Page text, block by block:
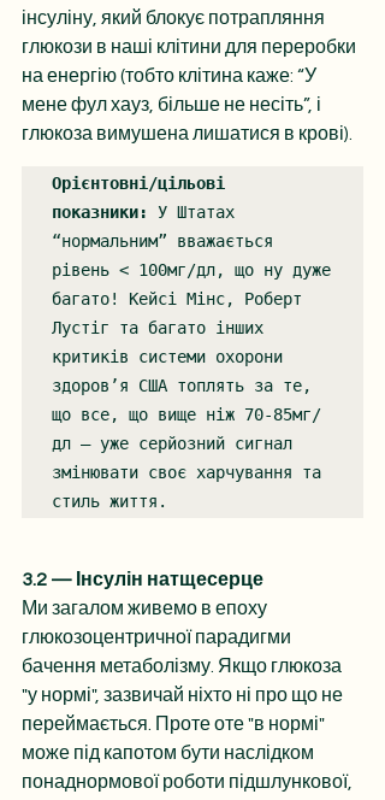
інсуліну, який блокує потрапляння
глюкози в наші клітини для переробки
на енергію (тобто клітина каже: “У
мене фул хауз, більше не несіть”, і
глюкоза вимушена лишатися в крові).
Орієнтовні/цільові
показники:
У Штатах
“нормальним” вважається
рівень < 100мг/дл, що ну дуже
багато! Кейсі Мінс, Роберт
Лустіг та багато інших
критиків системи охорони
здоров’я США топлять за те,
що все, що вище ніж 70-85мг/
дл — уже серйозний сигнал
змінювати своє харчування та
стиль життя.
3.2 — Інсулін натщесерце
Ми загалом живемо в епоху
глюкозоцентричної парадигми
бачення метаболізму. Якщо глюкоза
"у нормі", зазвичай ніхто ні про що не
переймається. Проте оте "в нормі"
може під капотом бути наслідком
понаднормової роботи підшлункової,